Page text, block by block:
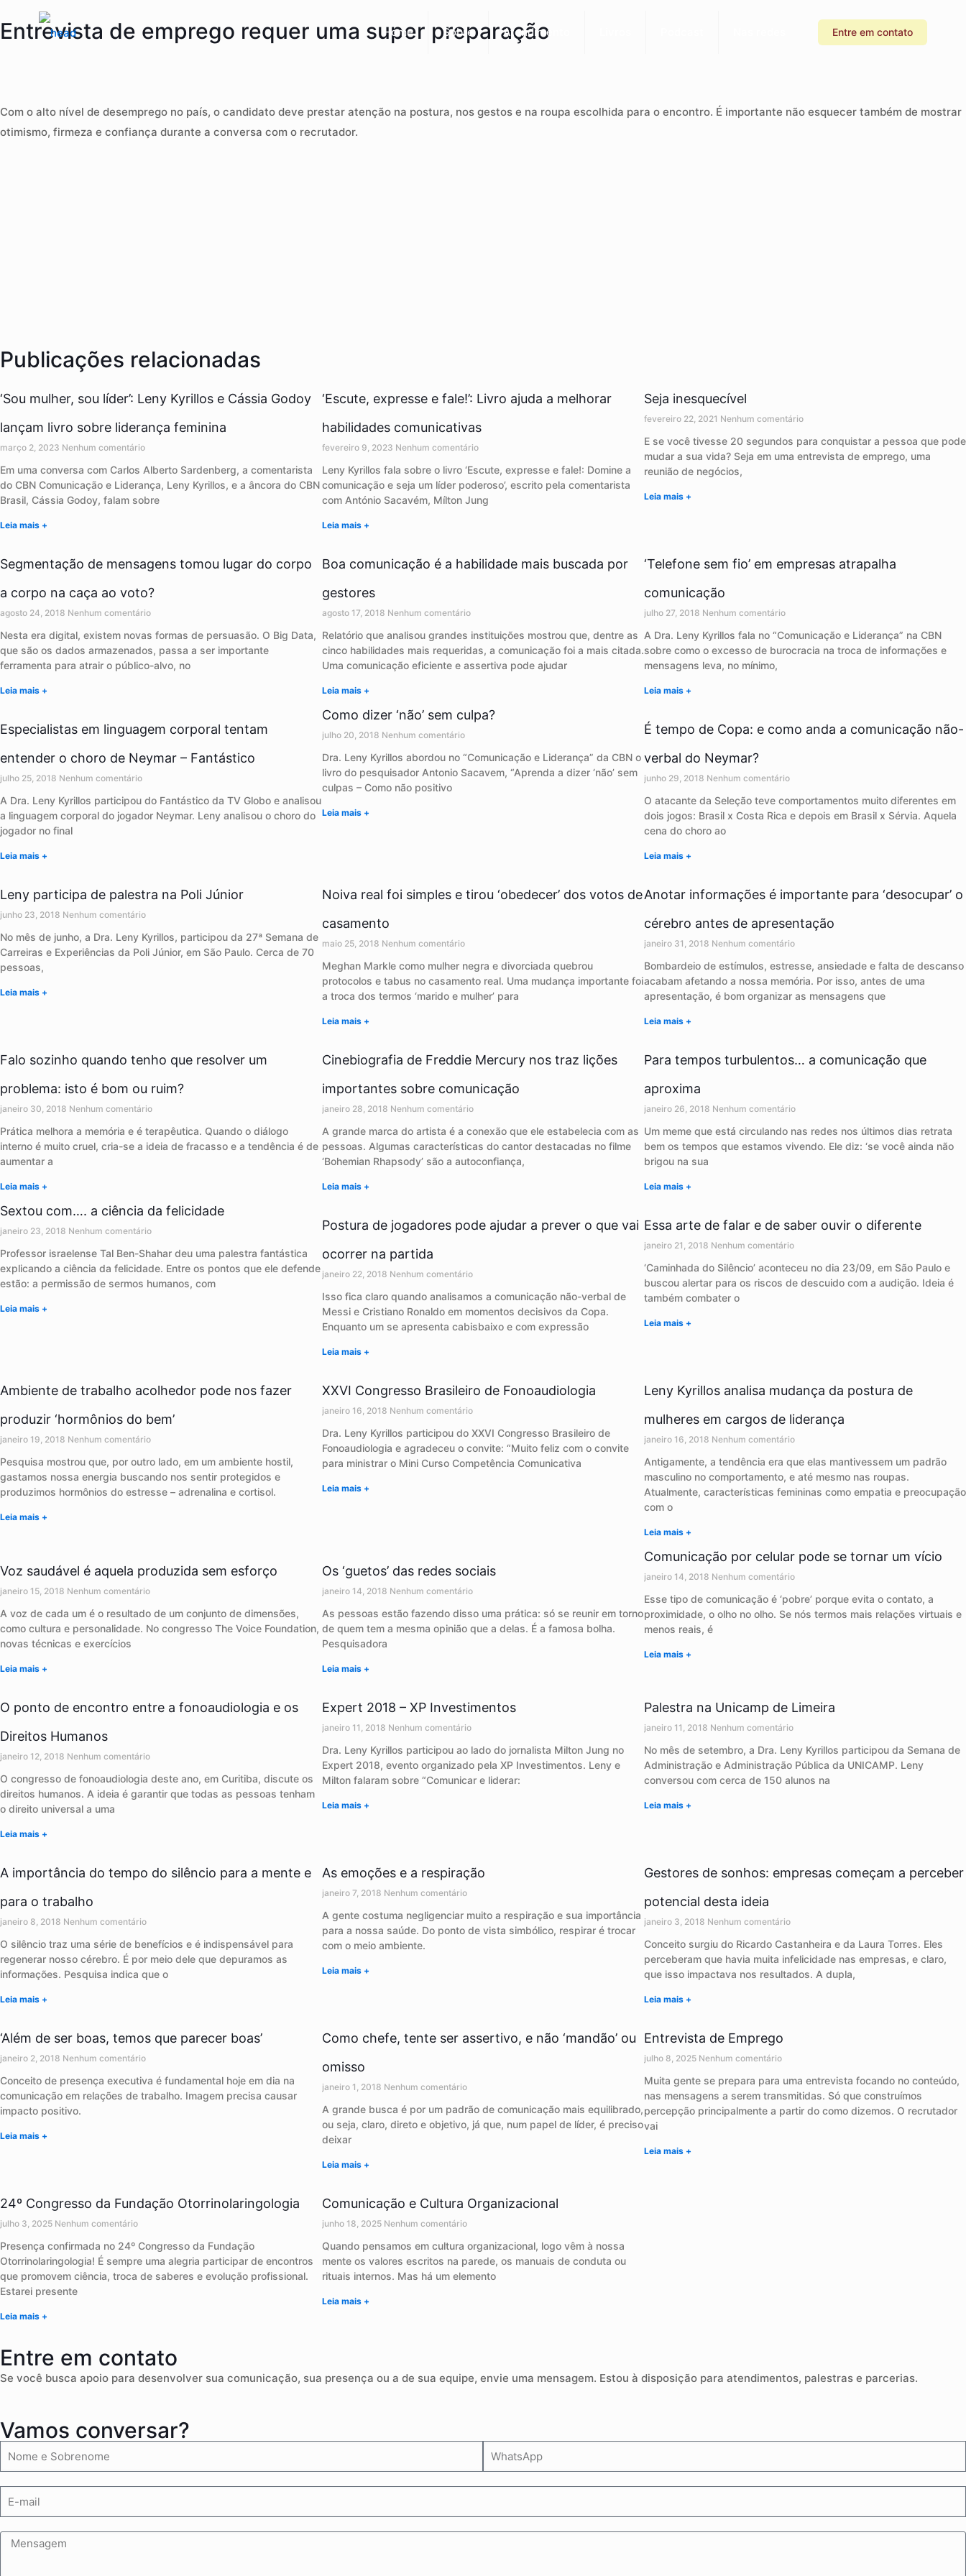
Home Sobre Atendimento Entre em contato
Entrevista de emprego requer uma super preparação
Com o alto nível de desemprego no país, o candidato deve prestar atenção na postura, nos gestos e na roupa escolhida para o encontro. É importante não esquecer também de mostrar
otimismo, firmeza e confiança durante a conversa com o recrutador.
Publicações relacionadas
‘Sou mulher, sou líder’: Leny Kyrillos e Cássia Godoy
lançam livro sobre liderança feminina
março 2, 2023 Nenhum comentário
Em uma conversa com Carlos Alberto Sardenberg, a comentarista
do CBN Comunicação e Liderança, Leny Kyrillos, e a âncora do CBN
Brasil, Cássia Godoy, falam sobre
Leia mais +
‘Escute, expresse e fale!’: Livro ajuda a melhorar
habilidades comunicativas
fevereiro 9, 2023 Nenhum comentário
Leny Kyrillos fala sobre o livro ‘Escute, expresse e fale!: Domine a
comunicação e seja um líder poderoso’, escrito pela comentarista
com António Sacavém, Mílton Jung
Leia mais +
Seja inesquecível
fevereiro 22, 2021 Nenhum comentário
E se você tivesse 20 segundos para conquistar a pessoa que pode
mudar a sua vida? Seja em uma entrevista de emprego, uma
reunião de negócios,
Leia mais +
Segmentação de mensagens tomou lugar do corpo
a corpo na caça ao voto?
agosto 24, 2018 Nenhum comentário
Nesta era digital, existem novas formas de persuasão. O Big Data,
que são os dados armazenados, passa a ser importante
ferramenta para atrair o público-alvo, no
Leia mais +
Boa comunicação é a habilidade mais buscada por
gestores
agosto 17, 2018 Nenhum comentário
Relatório que analisou grandes instituições mostrou que, dentre as
cinco habilidades mais requeridas, a comunicação foi a mais citada.
Uma comunicação eficiente e assertiva pode ajudar
Leia mais +
‘Telefone sem fio’ em empresas atrapalha
comunicação
julho 27, 2018 Nenhum comentário
A Dra. Leny Kyrillos fala no “Comunicação e Liderança” na CBN
sobre como o excesso de burocracia na troca de informações e
mensagens leva, no mínimo,
Leia mais +
Especialistas em linguagem corporal tentam
entender o choro de Neymar – Fantástico
julho 25, 2018 Nenhum comentário
A Dra. Leny Kyrillos participou do Fantástico da TV Globo e analisou
a linguagem corporal do jogador Neymar. Leny analisou o choro do
jogador no final
Leia mais +
Como dizer ‘não’ sem culpa?
julho 20, 2018 Nenhum comentário
Dra. Leny Kyrillos abordou no “Comunicação e Liderança” da CBN o
livro do pesquisador Antonio Sacavem, “Aprenda a dizer ‘não’ sem
culpas – Como não positivo
Leia mais +
É tempo de Copa: e como anda a comunicação não-
verbal do Neymar?
junho 29, 2018 Nenhum comentário
O atacante da Seleção teve comportamentos muito diferentes em
dois jogos: Brasil x Costa Rica e depois em Brasil x Sérvia. Aquela
cena do choro ao
Leia mais +
Leny participa de palestra na Poli Júnior
junho 23, 2018 Nenhum comentário
No mês de junho, a Dra. Leny Kyrillos, participou da 27ª Semana de
Carreiras e Experiências da Poli Júnior, em São Paulo. Cerca de 70
pessoas,
Leia mais +
Noiva real foi simples e tirou ‘obedecer’ dos votos de
casamento
maio 25, 2018 Nenhum comentário
Meghan Markle como mulher negra e divorciada quebrou
protocolos e tabus no casamento real. Uma mudança importante foi
a troca dos termos ‘marido e mulher’ para
Leia mais +
Anotar informações é importante para ‘desocupar’ o
cérebro antes de apresentação
janeiro 31, 2018 Nenhum comentário
Bombardeio de estímulos, estresse, ansiedade e falta de descanso
acabam afetando a nossa memória. Por isso, antes de uma
apresentação, é bom organizar as mensagens que
Leia mais +
Falo sozinho quando tenho que resolver um
problema: isto é bom ou ruim?
janeiro 30, 2018 Nenhum comentário
Prática melhora a memória e é terapêutica. Quando o diálogo
interno é muito cruel, cria-se a ideia de fracasso e a tendência é de
aumentar a
Leia mais +
Cinebiografia de Freddie Mercury nos traz lições
importantes sobre comunicação
janeiro 28, 2018 Nenhum comentário
A grande marca do artista é a conexão que ele estabelecia com as
pessoas. Algumas características do cantor destacadas no filme
‘Bohemian Rhapsody’ são a autoconfiança,
Leia mais +
Para tempos turbulentos… a comunicação que
aproxima
janeiro 26, 2018 Nenhum comentário
Um meme que está circulando nas redes nos últimos dias retrata
bem os tempos que estamos vivendo. Ele diz: ‘se você ainda não
brigou na sua
Leia mais +
Sextou com…. a ciência da felicidade
janeiro 23, 2018 Nenhum comentário
Professor israelense Tal Ben-Shahar deu uma palestra fantástica
explicando a ciência da felicidade. Entre os pontos que ele defende
estão: a permissão de sermos humanos, com
Leia mais +
Postura de jogadores pode ajudar a prever o que vai
ocorrer na partida
janeiro 22, 2018 Nenhum comentário
Isso fica claro quando analisamos a comunicação não-verbal de
Messi e Cristiano Ronaldo em momentos decisivos da Copa.
Enquanto um se apresenta cabisbaixo e com expressão
Leia mais +
Essa arte de falar e de saber ouvir o diferente
janeiro 21, 2018 Nenhum comentário
‘Caminhada do Silêncio’ aconteceu no dia 23/09, em São Paulo e
buscou alertar para os riscos de descuido com a audição. Ideia é
também combater o
Leia mais +
Ambiente de trabalho acolhedor pode nos fazer
produzir ‘hormônios do bem’
janeiro 19, 2018 Nenhum comentário
Pesquisa mostrou que, por outro lado, em um ambiente hostil,
gastamos nossa energia buscando nos sentir protegidos e
produzimos hormônios do estresse – adrenalina e cortisol.
Leia mais +
XXVI Congresso Brasileiro de Fonoaudiologia
janeiro 16, 2018 Nenhum comentário
Dra. Leny Kyrillos participou do XXVI Congresso Brasileiro de
Fonoaudiologia e agradeceu o convite: “Muito feliz com o convite
para ministrar o Mini Curso Competência Comunicativa
Leia mais +
Leny Kyrillos analisa mudança da postura de
mulheres em cargos de liderança
janeiro 16, 2018 Nenhum comentário
Antigamente, a tendência era que elas mantivessem um padrão
masculino no comportamento, e até mesmo nas roupas.
Atualmente, características femininas como empatia e preocupação
com o
Leia mais +
Voz saudável é aquela produzida sem esforço
janeiro 15, 2018 Nenhum comentário
A voz de cada um é o resultado de um conjunto de dimensões,
como cultura e personalidade. No congresso The Voice Foundation,
novas técnicas e exercícios
Leia mais +
Os ‘guetos’ das redes sociais
janeiro 14, 2018 Nenhum comentário
As pessoas estão fazendo disso uma prática: só se reunir em torno
de quem tem a mesma opinião que a delas. É a famosa bolha.
Pesquisadora
Leia mais +
Comunicação por celular pode se tornar um vício
janeiro 14, 2018 Nenhum comentário
Esse tipo de comunicação é ‘pobre’ porque evita o contato, a
proximidade, o olho no olho. Se nós termos mais relações virtuais e
menos reais, é
Leia mais +
O ponto de encontro entre a fonoaudiologia e os
Direitos Humanos
janeiro 12, 2018 Nenhum comentário
O congresso de fonoaudiologia deste ano, em Curitiba, discute os
direitos humanos. A ideia é garantir que todas as pessoas tenham
o direito universal a uma
Leia mais +
Expert 2018 – XP Investimentos
janeiro 11, 2018 Nenhum comentário
Dra. Leny Kyrillos participou ao lado do jornalista Milton Jung no
Expert 2018, evento organizado pela XP Investimentos. Leny e
Milton falaram sobre “Comunicar e liderar:
Leia mais +
Palestra na Unicamp de Limeira
janeiro 11, 2018 Nenhum comentário
No mês de setembro, a Dra. Leny Kyrillos participou da Semana de
Administração e Administração Pública da UNICAMP. Leny
conversou com cerca de 150 alunos na
Leia mais +
A importância do tempo do silêncio para a mente e
para o trabalho
janeiro 8, 2018 Nenhum comentário
O silêncio traz uma série de benefícios e é indispensável para
regenerar nosso cérebro. É por meio dele que depuramos as
informações. Pesquisa indica que o
Leia mais +
As emoções e a respiração
janeiro 7, 2018 Nenhum comentário
A gente costuma negligenciar muito a respiração e sua importância
para a nossa saúde. Do ponto de vista simbólico, respirar é trocar
com o meio ambiente.
Leia mais +
Gestores de sonhos: empresas começam a perceber
potencial desta ideia
janeiro 3, 2018 Nenhum comentário
Conceito surgiu do Ricardo Castanheira e da Laura Torres. Eles
perceberam que havia muita infelicidade nas empresas, e claro,
que isso impactava nos resultados. A dupla,
Leia mais +
‘Além de ser boas, temos que parecer boas’
janeiro 2, 2018 Nenhum comentário
Conceito de presença executiva é fundamental hoje em dia na
comunicação em relações de trabalho. Imagem precisa causar
impacto positivo.
Leia mais +
Como chefe, tente ser assertivo, e não ‘mandão’ ou
omisso
janeiro 1, 2018 Nenhum comentário
A grande busca é por um padrão de comunicação mais equilibrado,
ou seja, claro, direto e objetivo, já que, num papel de líder, é preciso
deixar
Leia mais +
Entrevista de Emprego
julho 8, 2025 Nenhum comentário
Muita gente se prepara para uma entrevista focando no conteúdo,
nas mensagens a serem transmitidas. Só que construímos
percepção principalmente a partir do como dizemos. O recrutador
vai
Leia mais +
24º Congresso da Fundação Otorrinolaringologia
julho 3, 2025 Nenhum comentário
Presença confirmada no 24º Congresso da Fundação
Otorrinolaringologia! É sempre uma alegria participar de encontros
que promovem ciência, troca de saberes e evolução profissional.
Estarei presente
Leia mais +
Comunicação e Cultura Organizacional
junho 18, 2025 Nenhum comentário
Quando pensamos em cultura organizacional, logo vêm à nossa
mente os valores escritos na parede, os manuais de conduta ou
rituais internos. Mas há um elemento
Leia mais +
Entre em contato
Se você busca apoio para desenvolver sua comunicação, sua presença ou a de sua equipe, envie uma mensagem. Estou à disposição para atendimentos, palestras e parcerias.
Vamos conversar?